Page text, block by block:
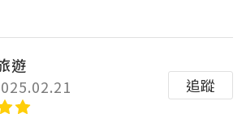
遊
追蹤